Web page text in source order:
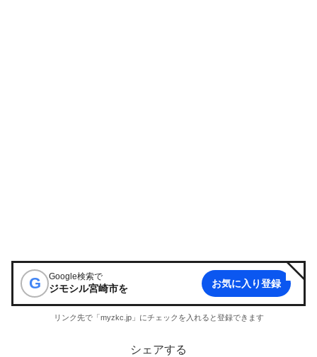
G Google検索で
ジモシル宮崎市を お気に入り登録
リンク先で「myzkc.jp」にチェックを入れると登録できます
シェアする